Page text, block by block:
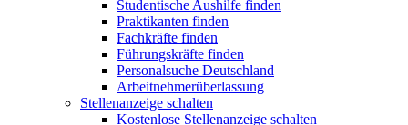
Studentische Aushilfe finden
Praktikanten finden
Fachkräfte finden
Führungskräfte finden
Personalsuche Deutschland
Arbeitnehmerüberlassung
Stellenanzeige schalten
Kostenlose Stellenanzeige schalten